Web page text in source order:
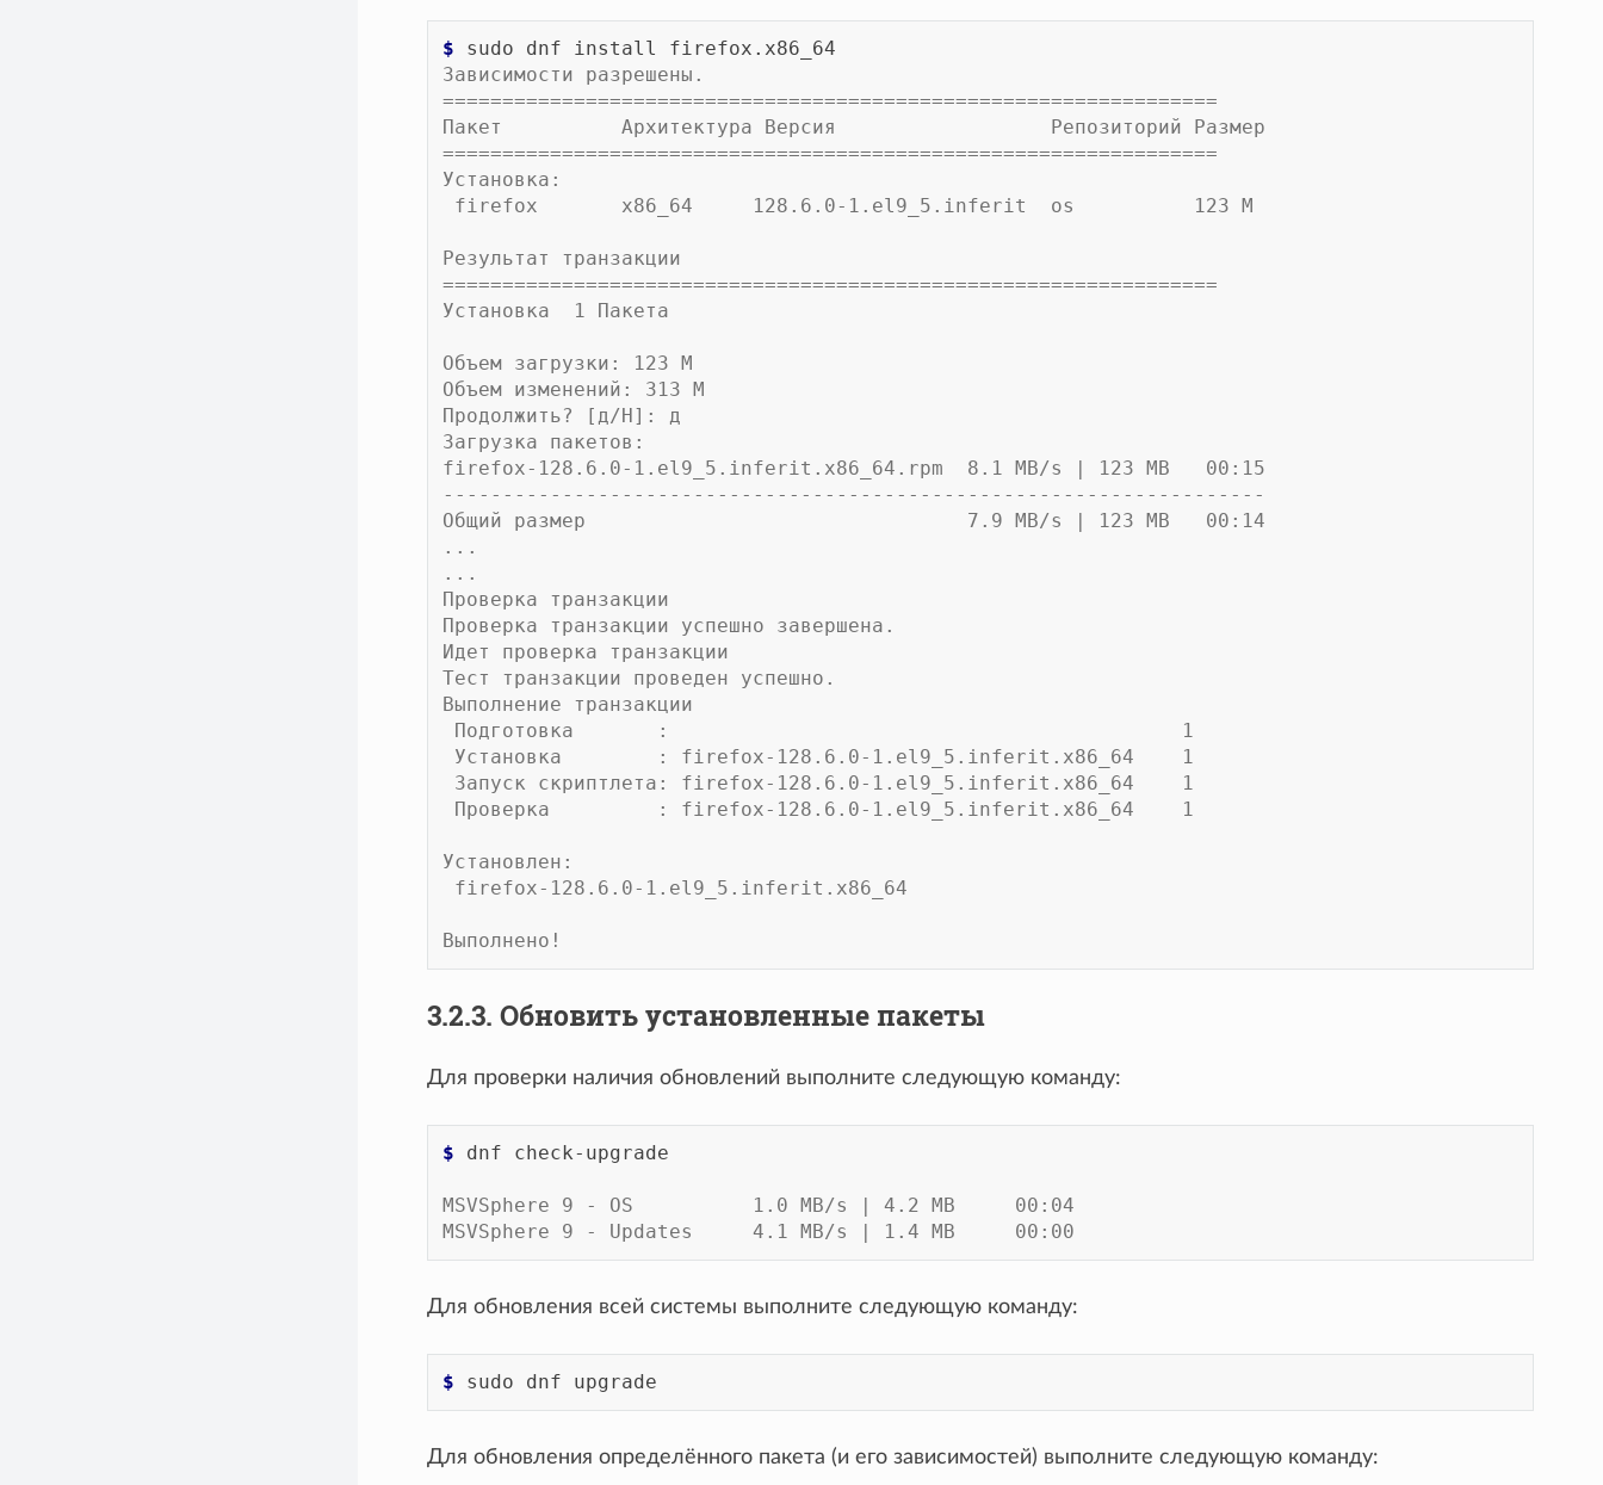
$ sudo dnf install
Зависимости разрешены.
=================================================================
Пакет          Архитектура Версия                  Репозиторий Размер
=================================================================
Установка:
firefox       x86_64     128.6.0-1.el9_5.inferit  os          123 M
Результат транзакции
=================================================================
Установка  1 Пакета
Объем загрузки: 123 M
Объем изменений: 313 M
Продолжить? [д/Н]: д
Загрузка пакетов:
firefox-128.6.0-1.el9_5.inferit.x86_64.rpm  8.1 MB/s | 123 MB   00:15
---------------------------------------------------------------------
Общий размер                                7.9 MB/s | 123 MB   00:14
...
...
Проверка транзакции
Проверка транзакции успешно завершена.
Идет проверка транзакции
Тест транзакции проведен успешно.
Выполнение транзакции
Подготовка       :                                           1
Установка        : firefox-128.6.0-1.el9_5.inferit.x86_64    1
Запуск скриптлета: firefox-128.6.0-1.el9_5.inferit.x86_64    1
Проверка         : firefox-128.6.0-1.el9_5.inferit.x86_64    1
Установлен:
firefox-128.6.0-1.el9_5.inferit.x86_64
Выполнено!
3.2.3. Обновить установленные пакеты
Для проверки наличия обновлений выполните следующую команду:
$ dnf check-upgrade
MSVSphere 9 - OS          1.0 MB/s | 4.2 MB     00:04
MSVSphere 9 - Updates     4.1 MB/s | 1.4 MB     00:00
Для обновления всей системы выполните следующую команду:
$ sudo dnf
Для обновления определённого пакета (и его зависимостей) выполните следующую команду: